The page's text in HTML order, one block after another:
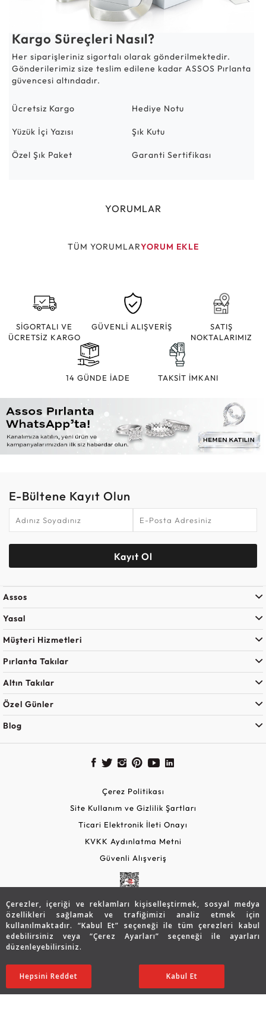
Çerezler, içeriği ve reklamları kişiselleştirmek, sosyal medya
özellikleri sağlamak ve trafiğimizi analiz etmek için
kullanılmaktadır. “Kabul Et” seçeneği ile tüm çerezleri kabul
edebilirsiniz veya “Çerez Ayarları” seçeneği ile ayarları
düzenleyebilirsiniz.
Ayarları Düzenle
Hepsini Reddet Kabul Et
25.898 TL
24.603 TL SATIN ALIN
Kargo Süreçleri Nasıl?
Her siparişleriniz sigortalı olarak gönderilmektedir.
Gönderilerimiz size teslim edilene kadar ASSOS Pırlanta
güvencesi altındadır.
Ücretsiz Kargo Hediye Notu
Yüzük İçi Yazısı Şık Kutu
Özel Şık Paket Garanti Sertifikası
YORUMLAR
TÜM YORUMLARYORUM EKLE
SİGORTALI VE
ÜCRETSİZ KARGO
GÜVENLİ ALIŞVERİŞ
SATIŞ
NOKTALARIMIZ
14 GÜNDE İADE TAKSİT İMKANI
E-Bültene Kayıt Olun
Kayıt Ol
Assos
Yasal
Müşteri Hizmetleri
Pırlanta Takılar
Altın Takılar
Özel Günler
Blog
Çerez Politikası
Site Kullanım ve Gizlilik Şartları
Ticari Elektronik İleti Onayı
KVKK Aydınlatma Metni
Güvenli Alışveriş
Copyright © 2026 Assos Pırlanta - Bu sitenin tüm hakları